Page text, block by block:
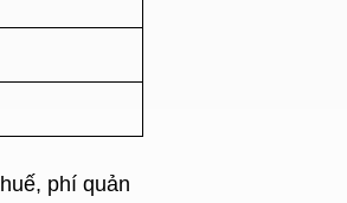
phí quản